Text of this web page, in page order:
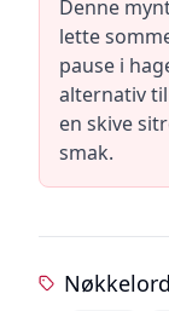
Denne
lette
pause i
alternativ
en skive
smak.
Nøkkelord